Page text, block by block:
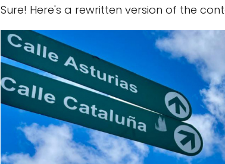
Sure! Here's a rewritten version of the